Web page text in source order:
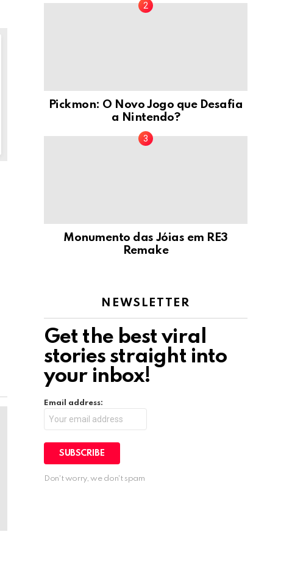
Pickmon: O Novo Jogo que Desafia
a Nintendo?
Monumento das Jóias em RE3
Remake
NEWSLETTER
Get the best viral
stories straight into
your inbox!
Email address:
Don't worry, we don't spam